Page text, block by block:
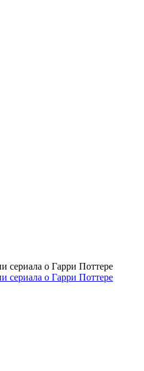
сериала о Гарри Поттере
сериала о Гарри Поттере